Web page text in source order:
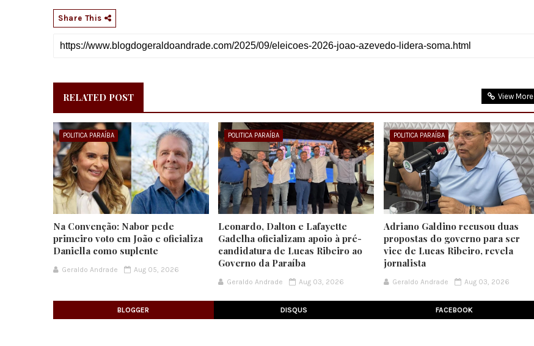
Share This
RELATED POST View More
POLITICA PARAÍBA
Na Convenção: Nabor pede
primeiro voto em João e oficializa
Daniella como suplente
Geraldo Andrade Aug 05, 2026
POLITICA PARAÍBA
Leonardo, Dalton e Lafayette
Gadelha oficializam apoio à pré-
candidatura de Lucas Ribeiro ao
Governo da Paraíba
Geraldo Andrade Aug 03, 2026
POLITICA PARAÍBA
Adriano Galdino recusou duas
propostas do governo para ser
vice de Lucas Ribeiro, revela
jornalista
Geraldo Andrade Aug 03, 2026
BLOGGER DISQUS FACEBOOK